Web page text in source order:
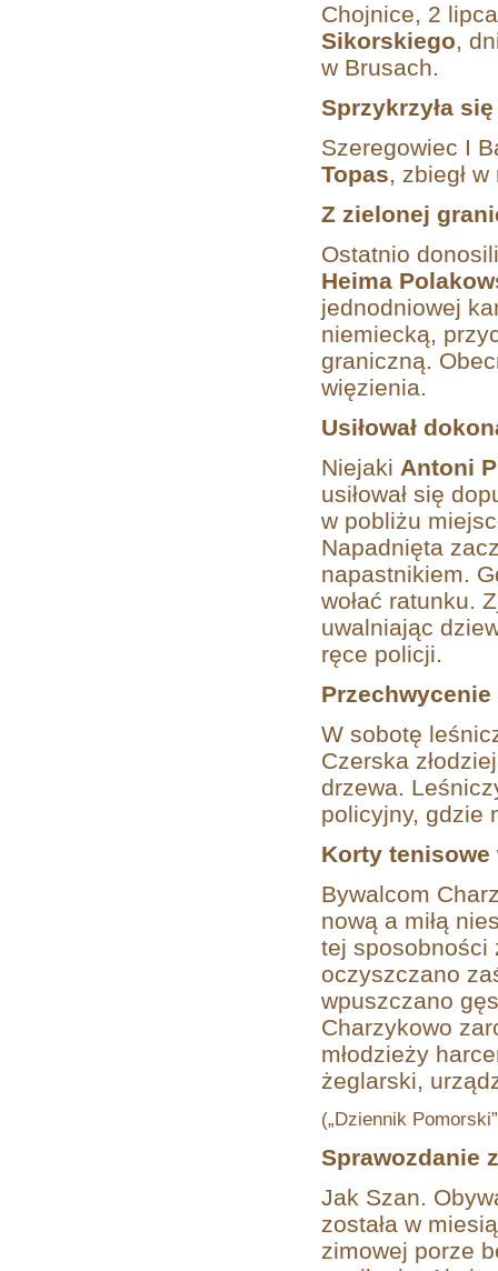
Chojnice, 2
Sikorskiego,
w Brusach.
Sprzykrzyła
Szeregowiec I
Topas, zbiegł
Z zielonej
Ostatnio
Heima
jednodniowej
niemiecką,
graniczną.
więzienia.
Usiłował
Niejaki Antoni P
usiłował się
w pobliżu
Napadnięta
napastnikiem.
wołać ratunku.
uwalniając
ręce policji.
Przechwycenie
W sobotę
Czerska
drzewa.
policyjny, gdzie
Korty tenisowe
Bywalcom
nową a miłą
tej sposobności
oczyszczano
wpuszczano
Charzykowo
młodzieży
żeglarski,
(„Dziennik
Sprawozdanie
Jak Szan.
została w
zimowej porze